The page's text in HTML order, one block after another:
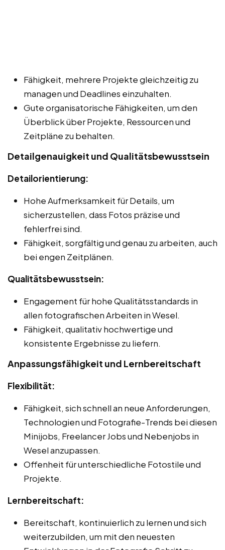
Fähigkeit, mehrere Projekte gleichzeitig zu
managen und Deadlines einzuhalten.
Gute organisatorische Fähigkeiten, um den
Überblick über Projekte, Ressourcen und
Zeitpläne zu behalten.
Detailgenauigkeit und Qualitätsbewusstsein
Detailorientierung:
Hohe Aufmerksamkeit für Details, um
sicherzustellen, dass Fotos präzise und
fehlerfrei sind.
Fähigkeit, sorgfältig und genau zu arbeiten, auch
bei engen Zeitplänen.
Qualitätsbewusstsein:
Engagement für hohe Qualitätsstandards in
allen fotografischen Arbeiten in Wesel.
Fähigkeit, qualitativ hochwertige und
konsistente Ergebnisse zu liefern.
Anpassungsfähigkeit und Lernbereitschaft
Flexibilität:
Fähigkeit, sich schnell an neue Anforderungen,
Technologien und Fotografie-Trends bei diesen
Minijobs, Freelancer Jobs und Nebenjobs in
Wesel anzupassen.
Offenheit für unterschiedliche Fotostile und
Projekte.
Lernbereitschaft:
Bereitschaft, kontinuierlich zu lernen und sich
weiterzubilden, um mit den neuesten